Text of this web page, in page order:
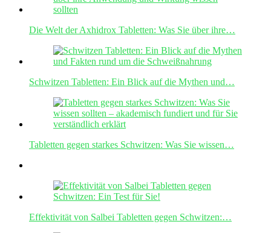
Die Welt der Axhidrox Tabletten: Was Sie über ihre…
Schwitzen Tabletten: Ein Blick auf die Mythen und…
Tabletten gegen starkes Schwitzen: Was Sie wissen…
Effektivität von Salbei Tabletten gegen Schwitzen:…